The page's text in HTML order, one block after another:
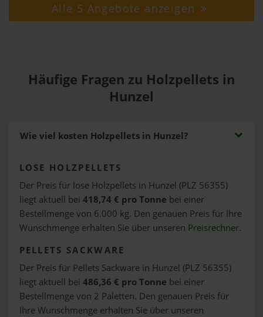
Alle 5 Angebote anzeigen
Häufige Fragen zu Holzpellets in
Hunzel
Wie viel kosten Holzpellets in Hunzel?
LOSE HOLZPELLETS
Der Preis für lose Holzpellets in Hunzel (PLZ 56355)
liegt aktuell bei 418,74 € pro Tonne bei einer
Bestellmenge von 6.000 kg. Den genauen Preis für Ihre
Wunschmenge erhalten Sie über unseren Preisrechner.
PELLETS SACKWARE
Der Preis für Pellets Sackware in Hunzel (PLZ 56355)
liegt aktuell bei 486,36 € pro Tonne bei einer
Bestellmenge von 2 Paletten. Den genauen Preis für
Ihre Wunschmenge erhalten Sie über unseren